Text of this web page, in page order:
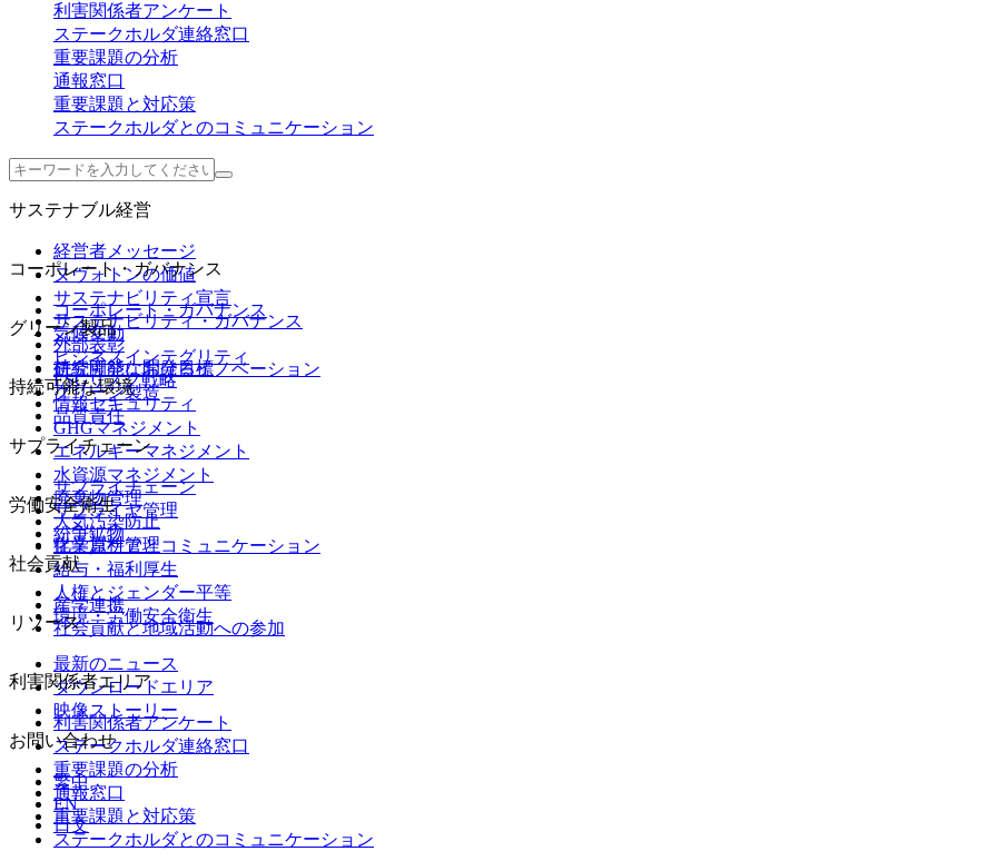
利害関係者アンケート
ステークホルダ連絡窓口
重要課題の分析
通報窓口
重要課題と対応策
ステークホルダとのコミュニケーション
サステナブル経営
経営者メッセージ
ヌヴォトンの価値
サステナビリティ宣言
サステナビリティ・ガバナンス
外部表彰
持続可能な開発目標
コーポレート・ガバナンス
コーポレート・ガバナンス
気候変動
ビジネスインテグリティ
ESGリスク戦略
情報セキュリティ
グリーン製品
研究開発におけるイノベーション
グリーン製造
品質責任
持続可能な環境
GHGマネジメント
エネルギーマネジメント
水資源マネジメント
廃棄物管理
大気汚染防止
化学原料管理
サプライチェーン
サプライチェーン
サプライヤ管理
紛争鉱物
労働安全衛生
従業員ケアとコミュニケーション
給与・福利厚生
人権とジェンダー平等
環境・労働安全衛生
社会貢献
産学連携
社会貢献と地域活動への参加
リソース
最新のニュース
ダウンロードエリア
映像ストーリー
利害関係者エリア
利害関係者アンケート
ステークホルダ連絡窓口
重要課題の分析
通報窓口
重要課題と対応策
ステークホルダとのコミュニケーション
お問い合わせ
繁中
EN
日文